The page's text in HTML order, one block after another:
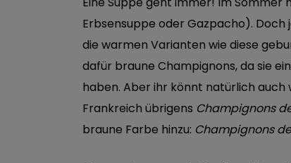
Erbsensuppe oder Gazpacho). Doch
die warmen Varianten wie diese
dafür braune Champignons, da sie
haben. Aber ihr könnt natürlich auch
Frankreich übrigens Champignons
braune Farbe hinzu: Champignons